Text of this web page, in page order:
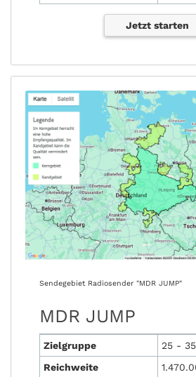
Jetzt starten
Sendegebiet Radiosender "MDR JUMP"
MDR JUMP
Zielgruppe
25 -
Reichweite